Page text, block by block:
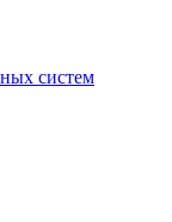
систем